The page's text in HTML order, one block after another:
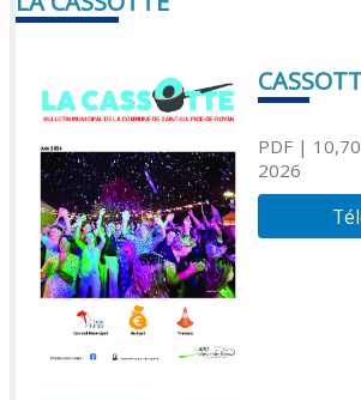
PDF| 10,70
2026